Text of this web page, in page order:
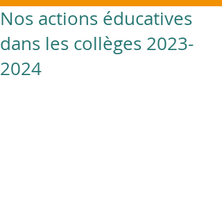
Nos actions éducatives
dans les collèges 2023-
2024